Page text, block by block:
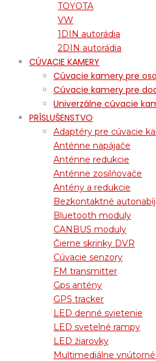
TOYOTA
VW
1DIN autorádia
2DIN autorádia
CÚVACIE KAMERY
Cúvacie kamery pre
Cúvacie kamery pre
Univerzálne cúvacie
PRÍSLUŠENSTVO
Adaptéry pre cúvacie
Anténne napájače
Anténne redukcie
Anténne zosilňovače
Antény a redukcie
Bezkontaktné
Bluetooth moduly
CANBUS moduly
Čierne skrinky DVR
Cúvacie senzory
FM transmitter
Gps antény
GPS tracker
LED denné svietenie
LED svetelné rampy
LED žiarovky
Multimediálne vnútorné